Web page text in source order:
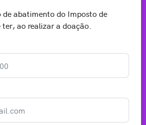
de abatimento do Imposto de
ter, ao realizar a doação.